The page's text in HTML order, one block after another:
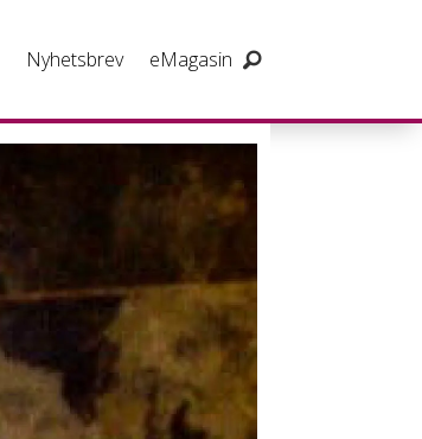
Nyhetsbrev eMagasin